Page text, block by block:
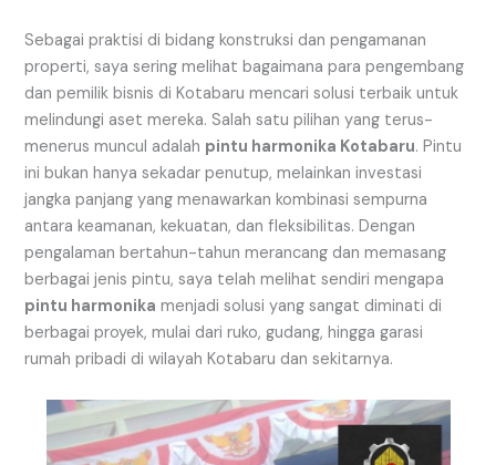
Sebagai praktisi di bidang konstruksi dan pengamanan
properti, saya sering melihat bagaimana para pengembang
dan pemilik bisnis di Kotabaru mencari solusi terbaik untuk
melindungi aset mereka. Salah satu pilihan yang terus-
menerus muncul adalah pintu harmonika Kotabaru. Pintu
ini bukan hanya sekadar penutup, melainkan investasi
jangka panjang yang menawarkan kombinasi sempurna
antara keamanan, kekuatan, dan fleksibilitas. Dengan
pengalaman bertahun-tahun merancang dan memasang
berbagai jenis pintu, saya telah melihat sendiri mengapa
pintu harmonika menjadi solusi yang sangat diminati di
berbagai proyek, mulai dari ruko, gudang, hingga garasi
rumah pribadi di wilayah Kotabaru dan sekitarnya.